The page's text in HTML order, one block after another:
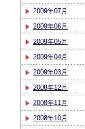
2009年07月
2009年06月
2009年05月
2009年04月
2009年03月
2008年12月
2008年11月
2008年10月